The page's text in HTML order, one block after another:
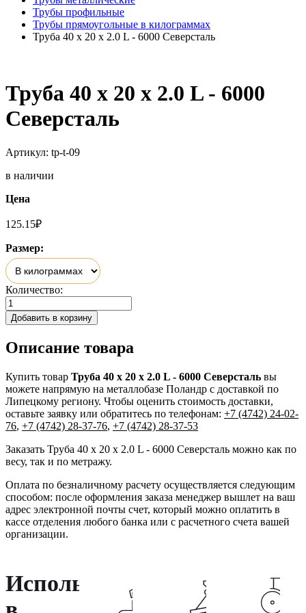
Трубы профильные
Трубы прямоугольные в килограммах
Труба 40 х 20 х 2.0 L - 6000 Северсталь
Труба 40 х 20 х 2.0 L - 6000
Северсталь
Артикул: tp-t-09
в наличии
Цена
125.15₽
Размер:
Количество:
Добавить в корзину
Описание товара
Купить товар Труба 40 х 20 х 2.0 L - 6000 Северсталь вы
можете напрямую на металлобазе Поландр с доставкой по
Липецкому региону. Чтобы оценить стоимость доставки,
оставьте заявку или обратитесь по телефонам: +7 (4742) 24-02-
76, +7 (4742) 28-37-76, +7 (4742) 28-37-53
Заказать Труба 40 х 20 х 2.0 L - 6000 Северсталь можно как по
весу, так и по метражу.
Оплата по безналичному расчету осуществляется следующим
способом: после оформления заказа менеджер вышлет на ваш
адрес электронной почты счет, который можно оплатить в
кассе отделения любого банка или с расчетного счета вашей
организации.
Используется